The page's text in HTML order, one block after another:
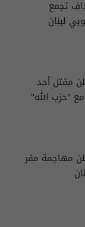
تجمع
لبنان
مقتل أحد
"حزب الله"
مهاجمة مقر